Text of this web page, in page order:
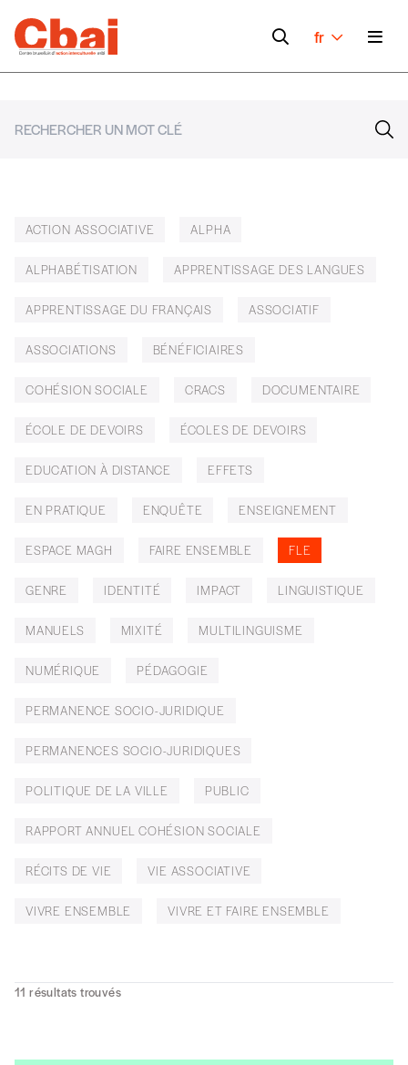
fr
ACTION ASSOCIATIVE ALPHA
ALPHABÉTISATION APPRENTISSAGE DES LANGUES
APPRENTISSAGE DU FRANÇAIS ASSOCIATIF
ASSOCIATIONS BÉNÉFICIAIRES
COHÉSION SOCIALE CRACS DOCUMENTAIRE
ÉCOLE DE DEVOIRS ÉCOLES DE DEVOIRS
EDUCATION À DISTANCE EFFETS
EN PRATIQUE ENQUÊTE ENSEIGNEMENT
ESPACE MAGH FAIRE ENSEMBLE FLE
GENRE IDENTITÉ IMPACT LINGUISTIQUE
MANUELS MIXITÉ MULTILINGUISME
NUMÉRIQUE PÉDAGOGIE
PERMANENCE SOCIO-JURIDIQUE
PERMANENCES SOCIO-JURIDIQUES
POLITIQUE DE LA VILLE PUBLIC
RAPPORT ANNUEL COHÉSION SOCIALE
RÉCITS DE VIE VIE ASSOCIATIVE
VIVRE ENSEMBLE VIVRE ET FAIRE ENSEMBLE
11 résultats trouvés